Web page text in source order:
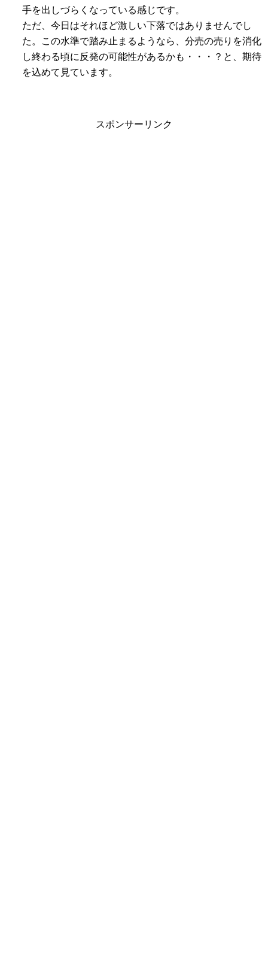
手を出しづらくなっている感じです。
ただ、今日はそれほど激しい下落ではありませんでし
た。この水準で踏み止まるようなら、分売の売りを消化
し終わる頃に反発の可能性があるかも・・・？と、期待
を込めて見ています。
スポンサーリンク